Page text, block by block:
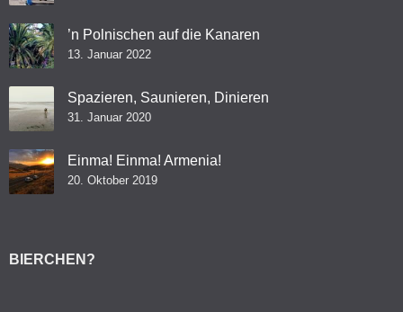
’n Polnischen auf die Kanaren
13. Januar 2022
Spazieren, Saunieren, Dinieren
31. Januar 2020
Einma! Einma! Armenia!
20. Oktober 2019
BIERCHEN?